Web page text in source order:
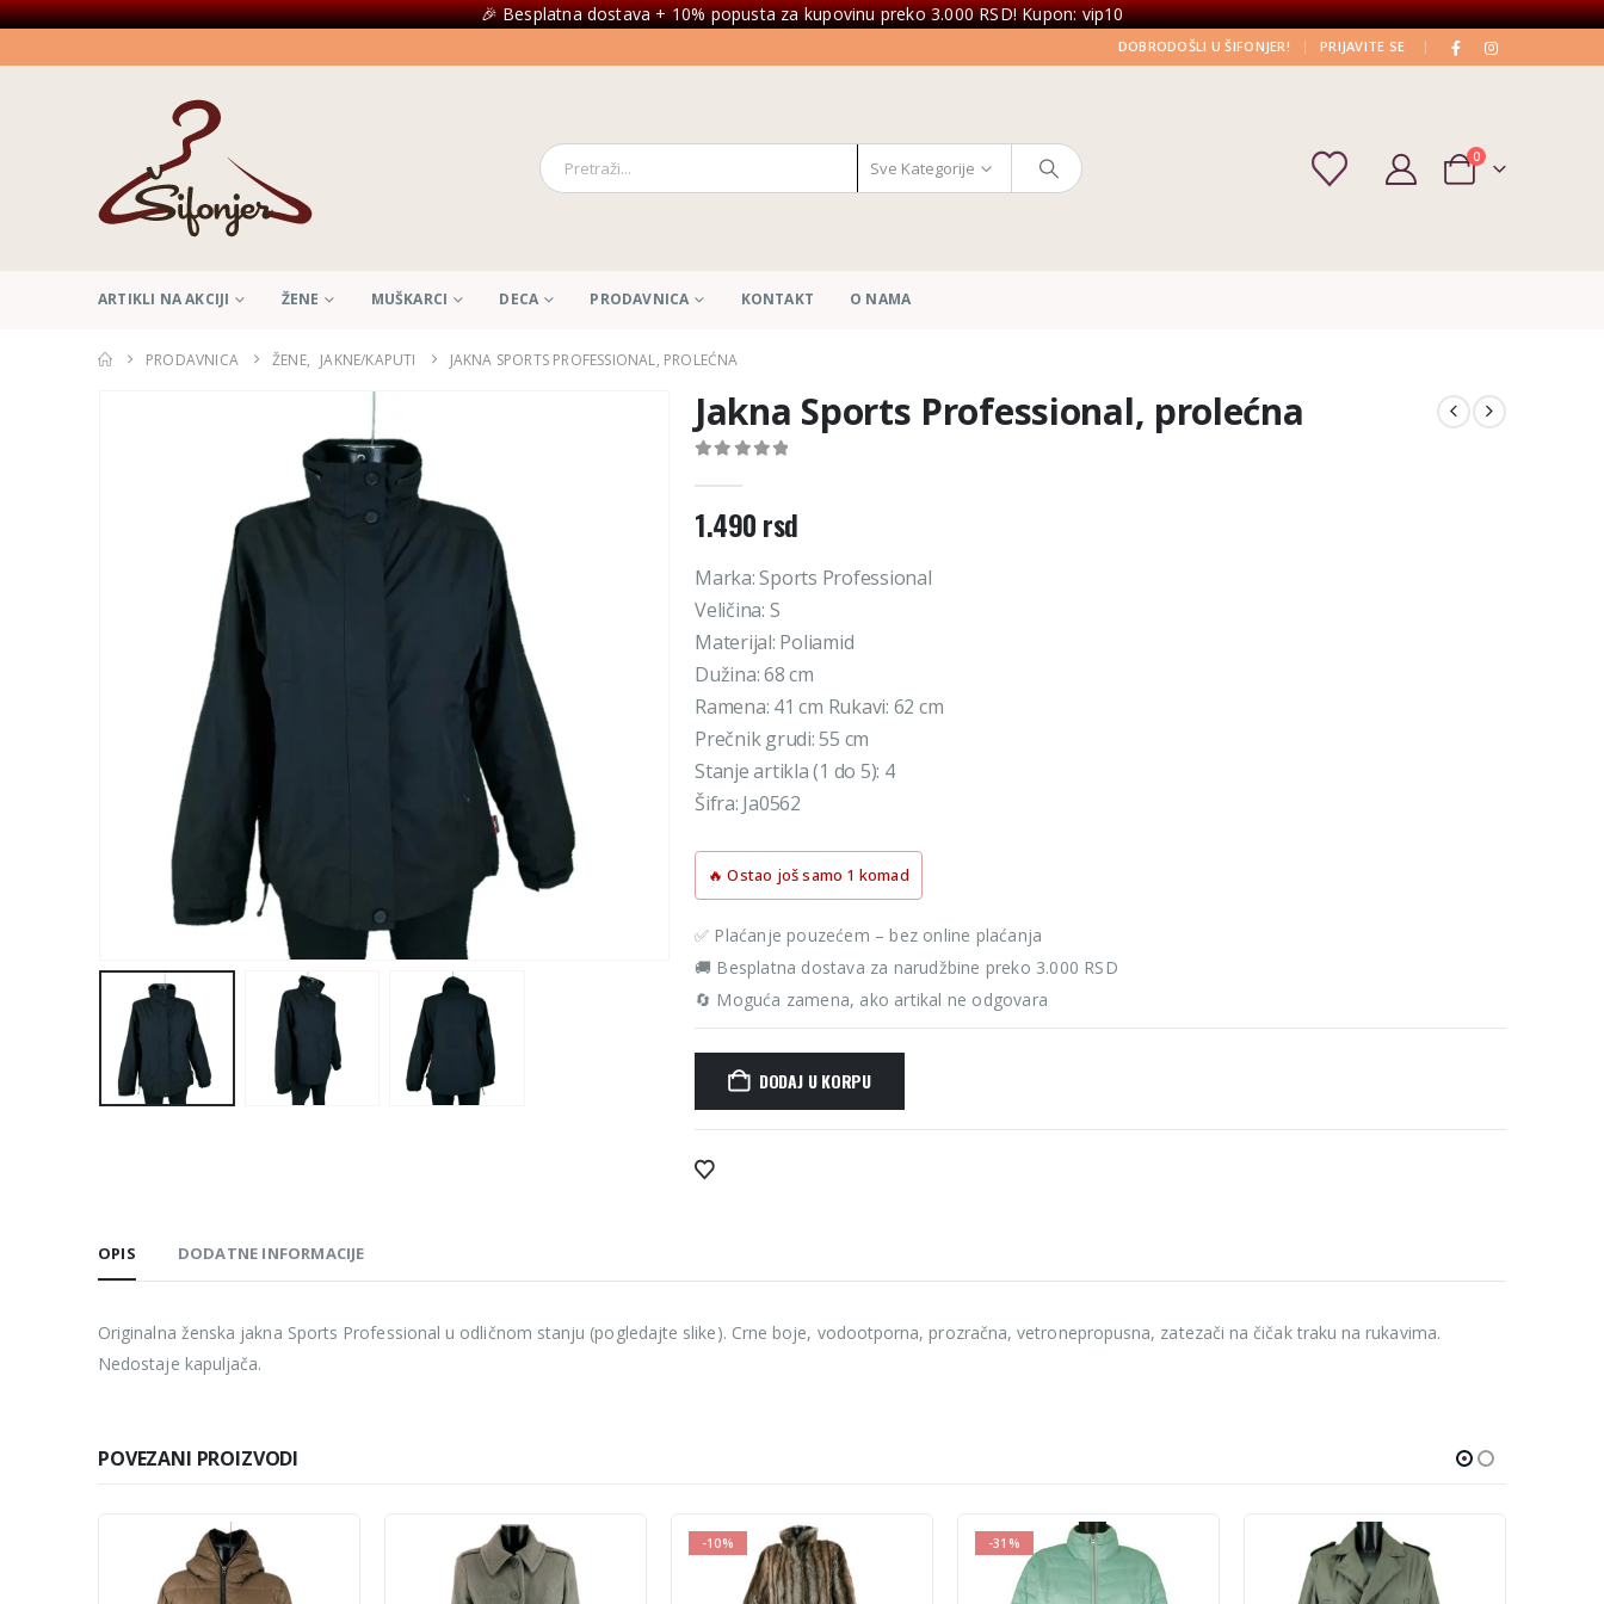
🎉 Besplatna dostava + 10% popusta za kupovinu preko 3.000 RSD! Kupon: vip10
DOBRODOŠLI U ŠIFONJER! | PRIJAVITE SE |
Sve Kategorije
0
ARTIKLI NA AKCIJI ŽENE MUŠKARCI DECA PRODAVNICA KONTAKT O NAMA
PRODAVNICA ŽENE, JAKNE/KAPUTI JAKNA SPORTS PROFESSIONAL, PROLEĆNA
Jakna Sports Professional, prolećna
1.490rsd
Marka: Sports Professional
Veličina: S
Materijal: Poliamid
Dužina: 68 cm
Ramena: 41 cm Rukavi: 62 cm
Prečnik grudi: 55 cm
Stanje artikla (1 do 5): 4
Šifra: Ja0562
🔥 Ostao još samo 1 komad
✅ Plaćanje pouzećem – bez online plaćanja
🚚 Besplatna dostava za narudžbine preko 3.000 RSD
🔄 Moguća zamena, ako artikal ne odgovara
DODAJ U KORPU
Alternative:
OPIS DODATNE INFORMACIJE
Originalna ženska jakna Sports Professional u odličnom stanju (pogledajte slike). Crne boje, vodootporna, prozračna, vetronepropusna, zatezači na čičak traku na rukavima.
Nedostaje kapuljača.
POVEZANI PROIZVODI
-31%